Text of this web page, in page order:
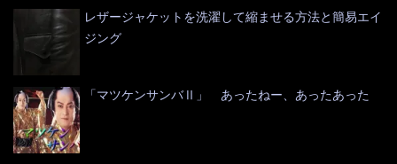
レザージャケットを洗濯して縮ませる方法と簡易エイ
ジング
「マツケンサンバⅡ」 あったねー、あったあった